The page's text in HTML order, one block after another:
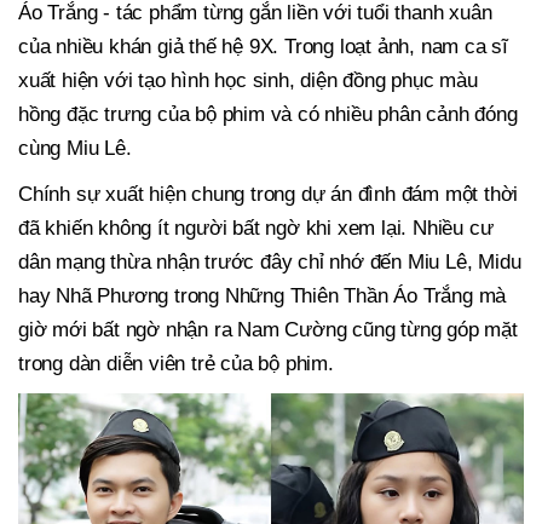
Áo Trắng - tác phẩm từng gắn liền với tuổi thanh xuân
của nhiều khán giả thế hệ 9X. Trong loạt ảnh, nam ca sĩ
xuất hiện với tạo hình học sinh, diện đồng phục màu
hồng đặc trưng của bộ phim và có nhiều phân cảnh đóng
cùng Miu Lê.
Chính sự xuất hiện chung trong dự án đình đám một thời
đã khiến không ít người bất ngờ khi xem lại. Nhiều cư
dân mạng thừa nhận trước đây chỉ nhớ đến Miu Lê, Midu
hay Nhã Phương trong Những Thiên Thần Áo Trắng mà
giờ mới bất ngờ nhận ra Nam Cường cũng từng góp mặt
trong dàn diễn viên trẻ của bộ phim.